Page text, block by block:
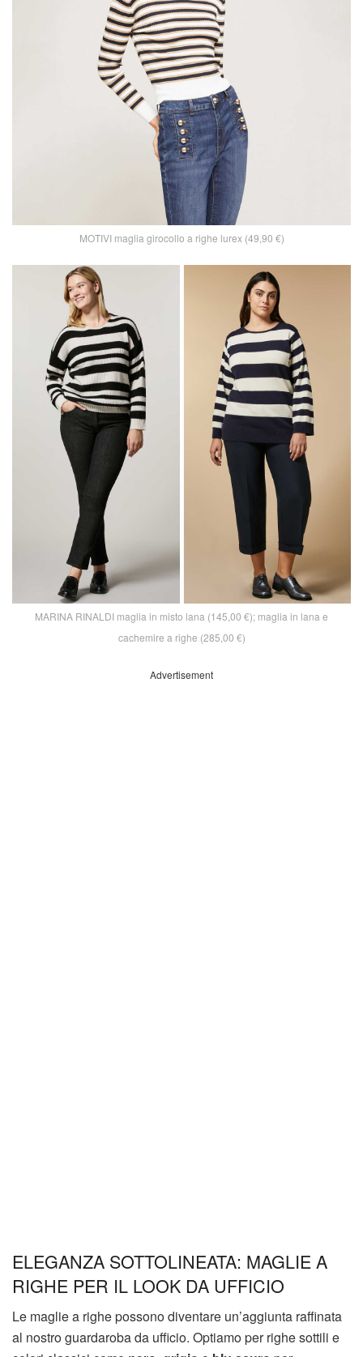
MOTIVI maglia girocollo a righe lurex (49,90 €)
MARINA RINALDI maglia in misto lana (145,00 €); maglia in lana e
cachemire a righe (285,00 €)
Advertisement
ELEGANZA SOTTOLINEATA: MAGLIE A
RIGHE PER IL LOOK DA UFFICIO
Le maglie a righe possono diventare un’aggiunta raffinata
al nostro guardaroba da ufficio. Optiamo per righe sottili e